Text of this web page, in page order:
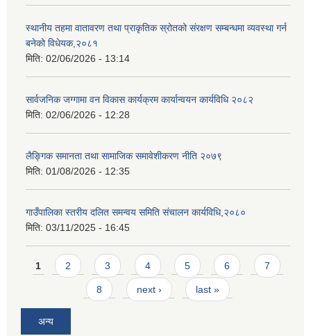
स्थानीय तहमा वातावरण तथा प्राकृतिक स्रोतको संरक्षण सम्बन्धमा व्यवस्था गर्न
बनेको विधेयक,२०८१
मिति: 02/06/2026 - 13:14
सार्वजनिक जग्गामा वन विकास कार्यक्रम कार्यान्वयन कार्यविधि २०८२
मिति: 02/06/2026 - 12:28
लैङ्गिक समानता तथा सामाजिक समावेशीकरण नीति २०७९
मिति: 01/08/2026 - 12:35
गाउँपालिका स्तरीय दलित समन्वय समिति संचालन कार्यविधि,२०८०
मिति: 03/11/2025 - 16:45
Pages
1 2 3 4 5 6 7
8 next › last »
अन्य